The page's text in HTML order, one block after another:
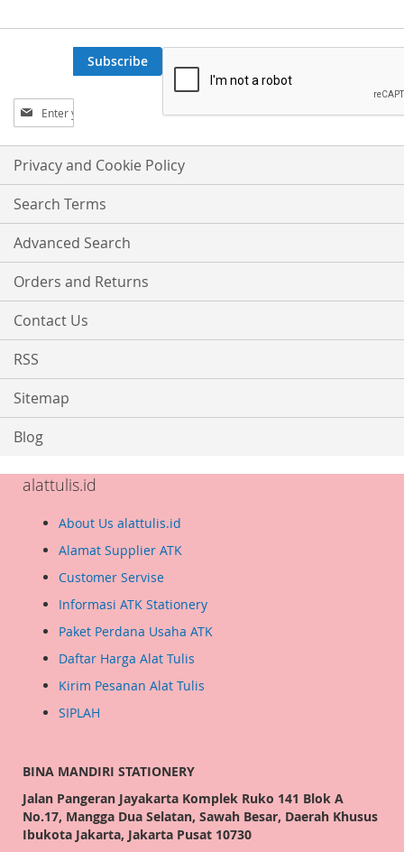
Sign
Up
for
Our
Newsletter:
Subscribe
Privacy and Cookie Policy
Search Terms
Advanced Search
Orders and Returns
Contact Us
RSS
Sitemap
Blog
alattulis.id
About Us alattulis.id
Alamat Supplier ATK
Customer Servise
Informasi ATK Stationery
Paket Perdana Usaha ATK
Daftar Harga Alat Tulis
Kirim Pesanan Alat Tulis
SIPLAH
BINA MANDIRI STATIONERY
Jalan Pangeran Jayakarta Komplek Ruko 141 Blok A
No.17, Mangga Dua Selatan, Sawah Besar, Daerah Khusus
Ibukota Jakarta, Jakarta Pusat 10730